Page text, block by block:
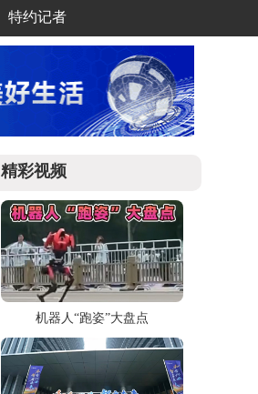
特约记者
精彩视频
机器人“跑姿”大盘点